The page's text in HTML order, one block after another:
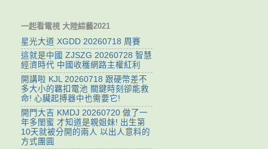
一起看電視 大陸綜藝2021
星光大道 XGDD 20260718 周賽
這就是中國 ZJSZG 20260728 智慧
經濟時代 中國收穫網路主權紅利
開講啦 KJL 20260718 跟硬幣差不
多大小的羈扣電池 關鍵時刻卻能救
命! 心臟起搏器中也需要它!
開門大吉 KMDJ 20260720 做了一
年多閨蜜 才知道是親姐妹! 出生第
10天就被分開的兩人 以出人意料的
方式團圓